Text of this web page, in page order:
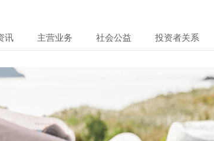
讯 主营业务 社会公益 投资者关系